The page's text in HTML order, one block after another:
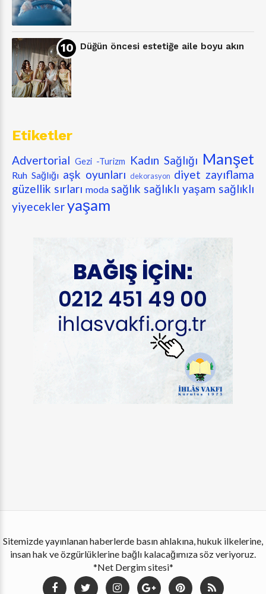
Düğün öncesi estetiğe aile boyu akın
Etiketler
Advertorial Gezi -Turizm Kadın Sağlığı Manşet
Ruh Sağlığı aşk oyunları dekorasyon diyet zayıflama
güzellik sırları moda sağlık sağlıklı yaşam sağlıklı
yiyecekleryaşam
Sitemizde yayınlanan haberlerde basın ahlakına, hukuk ilkelerine,
insan hak ve özgürlüklerine bağlı kalacağımıza söz veriyoruz.
*Net Dergim sitesi*